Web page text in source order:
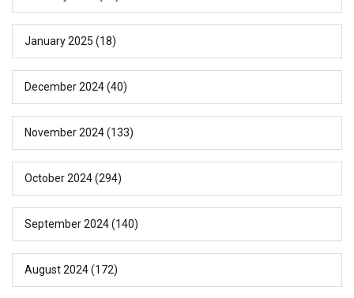
January 2025 (18)
December 2024(40)
November 2024(133)
October 2024(294)
September 2024(140)
August 2024(172)